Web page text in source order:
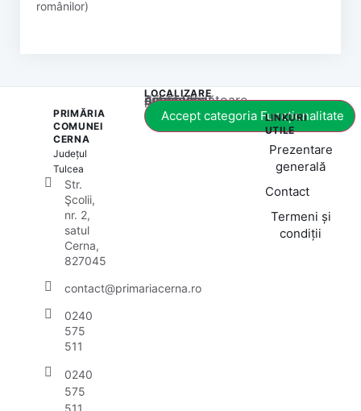
românilor)
PRIMĂRIA
COMUNEI
CERNA
Județul
Tulcea
Str.
Şcolii,
nr. 2,
satul
Cerna,
827045
contact@primariacerna.ro
0240
575
511
0240
575
511
LOCALIZARE
Acest conținut este blocat până când acceptați categoria corespunzătoare de cookie-uri.
Accept categoria Funcționalitate
LINKURI
UTILE
Prezentare
generală
Contact
Termeni și
condiții